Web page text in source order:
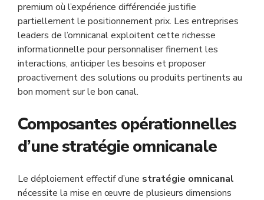
premium où l’expérience différenciée justifie
partiellement le positionnement prix. Les entreprises
leaders de l’omnicanal exploitent cette richesse
informationnelle pour personnaliser finement les
interactions, anticiper les besoins et proposer
proactivement des solutions ou produits pertinents au
bon moment sur le bon canal.
Composantes opérationnelles
d’une stratégie omnicanale
Le déploiement effectif d’une stratégie omnicanal
nécessite la mise en œuvre de plusieurs dimensions